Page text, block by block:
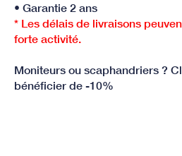
• Garantie 2 ans
* Les délais de livraisons
forte activité.
Moniteurs ou scaphandriers ?
bénéficier de -10%